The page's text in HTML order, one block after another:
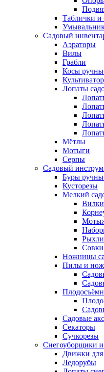
Таблички и
Садовый
Аэраторы
Вилы
Грабли
Косы
Лопаты
Мётлы
Мотыги
Серпы
Садовый
Буры
Кусторезы
Мелкий
Вилки
Ножницы
Пилы и
Садовые
Секаторы
Сучкорезы
Снегоуборщики и
Движки для
Ледорубы